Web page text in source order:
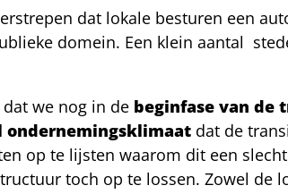
dat lokale besturen een
domein. Een klein aantal
we nog in de beginfase van de
ondernemingsklimaat dat de
op te lijsten waarom dit een
toch op te lossen. Zowel de